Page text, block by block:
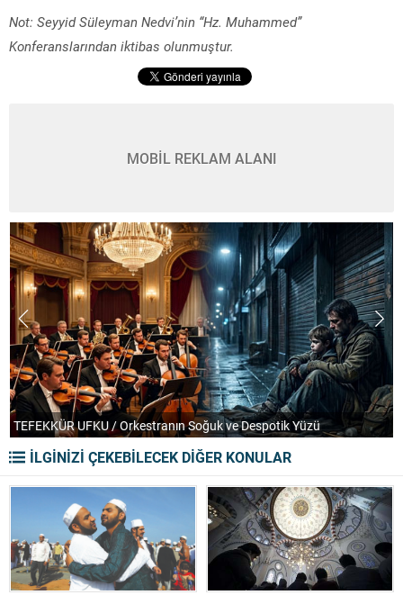
Not: Seyyid Süleyman Nedvi’nin “Hz. Muhammed”
Konferanslarından iktibas olunmuştur.
MOBİL REKLAM ALANI
TEFEKKÜR UFKU / Orkestranın Soğuk ve Despotik Yüzü
İLGİNİZİ ÇEKEBİLECEK DİĞER KONULAR